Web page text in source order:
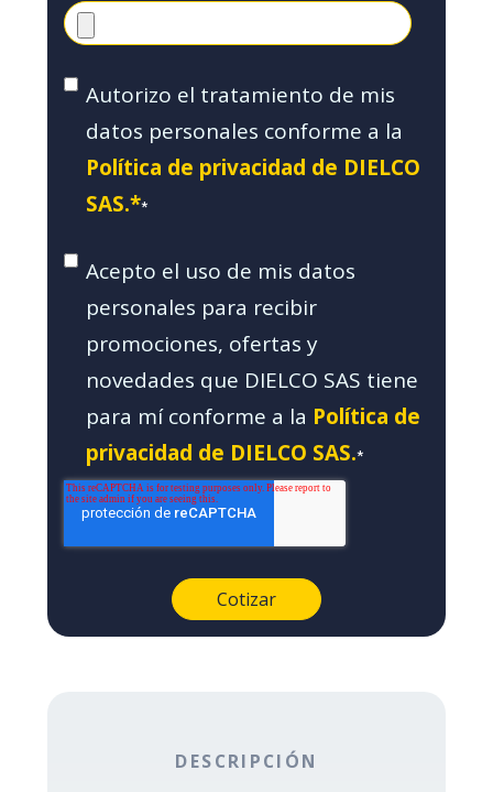
Autorizo el tratamiento de mis
datos personales conforme a la
Política de privacidad de DIELCO
SAS.**
Acepto el uso de mis datos
personales para recibir
promociones, ofertas y
novedades que DIELCO SAS tiene
para mí conforme a la Política de
privacidad de DIELCO SAS.*
DESCRIPCIÓN